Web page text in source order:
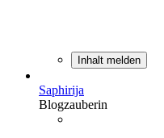
Inhalt melden
Saphirija
Blogzauberin